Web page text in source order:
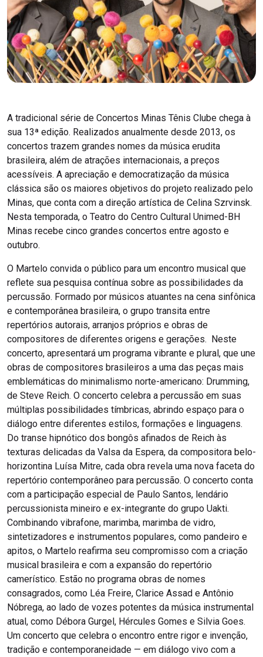
A tradicional série de Concertos Minas Tênis Clube chega à
sua 13ª edição. Realizados anualmente desde 2013, os
concertos trazem grandes nomes da música erudita
brasileira, além de atrações internacionais, a preços
acessíveis. A apreciação e democratização da música
clássica são os maiores objetivos do projeto realizado pelo
Minas, que conta com a direção artística de Celina Szrvinsk.
Nesta temporada, o Teatro do Centro Cultural Unimed-BH
Minas recebe cinco grandes concertos entre agosto e
outubro.
O Martelo convida o público para um encontro musical que
reflete sua pesquisa contínua sobre as possibilidades da
percussão. Formado por músicos atuantes na cena sinfônica
e contemporânea brasileira, o grupo transita entre
repertórios autorais, arranjos próprios e obras de
compositores de diferentes origens e gerações. Neste
concerto, apresentará um programa vibrante e plural, que une
obras de compositores brasileiros a uma das peças mais
emblemáticas do minimalismo norte-americano: Drumming,
de Steve Reich. O concerto celebra a percussão em suas
múltiplas possibilidades tímbricas, abrindo espaço para o
diálogo entre diferentes estilos, formações e linguagens.
Do transe hipnótico dos bongôs afinados de Reich às
texturas delicadas da Valsa da Espera, da compositora belo-
horizontina Luísa Mitre, cada obra revela uma nova faceta do
repertório contemporâneo para percussão. O concerto conta
com a participação especial de Paulo Santos, lendário
percussionista mineiro e ex-integrante do grupo Uakti.
Combinando vibrafone, marimba, marimba de vidro,
sintetizadores e instrumentos populares, como pandeiro e
apitos, o Martelo reafirma seu compromisso com a criação
musical brasileira e com a expansão do repertório
camerístico. Estão no programa obras de nomes
consagrados, como Léa Freire, Clarice Assad e Antônio
Nóbrega, ao lado de vozes potentes da música instrumental
atual, como Débora Gurgel, Hércules Gomes e Silvia Goes.
Um concerto que celebra o encontro entre rigor e invenção,
tradição e contemporaneidade — em diálogo vivo com a